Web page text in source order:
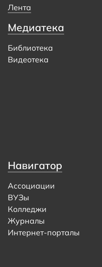
Лента
Медиатека
Библиотека
Видеотека
Навигатор
Ассоциации
ВУЗы
Колледжи
Журналы
Интернет-порталы